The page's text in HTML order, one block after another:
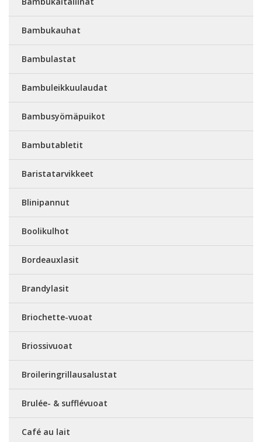
Bambukauhat
Bambulastat
Bambuleikkuulaudat
Bambusyömäpuikot
Bambutabletit
Baristatarvikkeet
Blinipannut
Boolikulhot
Bordeauxlasit
Brandylasit
Briochette-vuoat
Briossivuoat
Broileringrillausalustat
Brulée- & sufflévuoat
Café au lait